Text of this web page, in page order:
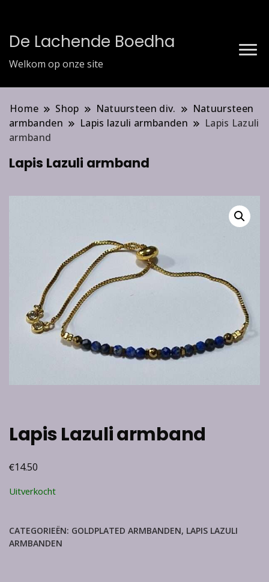
De Lachende Boedha
Welkom op onze site
Home Shop Natuursteen div.
Natuursteen
armbanden
Lapis lazuli armbanden
Lapis Lazuli
armband
Lapis Lazuli armband
Lapis Lazuli armband
€14.50
Uitverkocht
CATEGORIEËN: GOLDPLATED ARMBANDEN, LAPIS LAZULI
ARMBANDEN